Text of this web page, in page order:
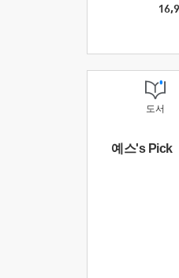
도서
예스's Pick